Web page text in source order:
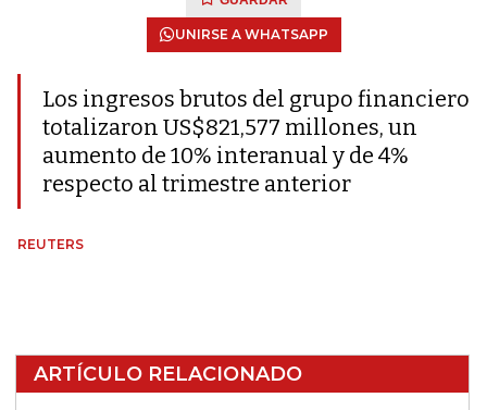
UNIRSE A WHATSAPP
Los ingresos brutos del grupo financiero
totalizaron US$821,577 millones, un
aumento de 10% interanual y de 4%
respecto al trimestre anterior
REUTERS
ARTÍCULO RELACIONADO